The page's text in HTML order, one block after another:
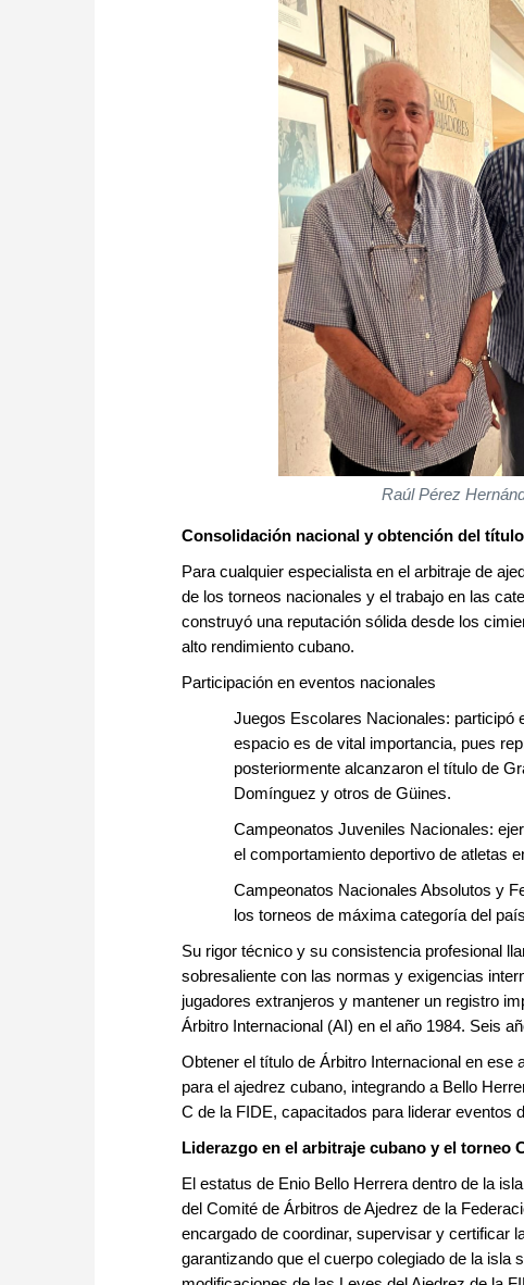
Raúl Pérez
Consolidación nacional y obtención del
Para cualquier especialista en el arbitraje de
de los torneos nacionales y el trabajo en las
construyó una reputación sólida desde los
alto rendimiento cubano.
Participación en eventos nacionales
Juegos Escolares Nacionales: participó
espacio es de vital importancia, pues
posteriormente alcanzaron el título de
Domínguez y otros de Güines.
Campeonatos Juveniles Nacionales:
el comportamiento deportivo de atletas
Campeonatos Nacionales Absolutos y
los torneos de máxima categoría del
Su rigor técnico y su consistencia profesional
sobresaliente con las normas y exigencias
jugadores extranjeros y mantener un registro
Árbitro Internacional (AI) en el año 1984. Seis
Obtener el título de Árbitro Internacional en
para el ajedrez cubano, integrando a Bello
C de la FIDE, capacitados para liderar eventos
Liderazgo en el arbitraje cubano y el torneo
El estatus de Enio Bello Herrera dentro de la
del Comité de Árbitros de Ajedrez de la
encargado de coordinar, supervisar y certificar
garantizando que el cuerpo colegiado de la